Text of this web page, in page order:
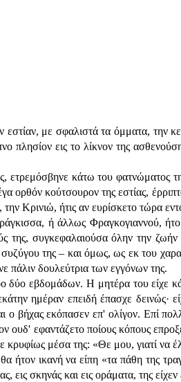
εστίαν, με σφαλιστά τα όμματα,
πλησίον εις το λίκνον της
ετρεμόσβηνε κάτω του φατνώματος
ορθόν κούτσουρον της εστίας,
Κρινιώ, ήτις αν ευρίσκετο τώρα
ή άλλως Φραγκογιαννού, ήτο
της, συγκεφαλαιούσα όλην την
της – και όμως, ως εκ του
πάλιν δουλεύτρια των εγγόνων της.
δύο εβδομάδων. Η μητέρα του είχε
ημέραν επειδή έπασχε
ο βήχας εκόπασεν επ' ολίγον. Επί
ουδ' εφαντάζετο ποίους κόπους
κρυφίως μέσα της: «Θε μου, γιατί να
ήτον ικανή να είπη «τα πάθη της
εις σκηνάς και εις οράματα, της